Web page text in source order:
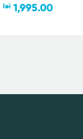
lei 1,995.00